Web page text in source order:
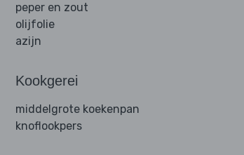
peper en zout
olijfolie
azijn
Kookgerei
middelgrote koekenpan
knoflookpers